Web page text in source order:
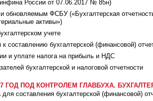
России от 07.06.2017 № 85н)
обновляемым ФСБУ («Бухгалтерская
активы»)
учете
составлению бухгалтерской (финансовой)
и уплате налога на прибыль и НДС
бухгалтерской и налоговой отчетности
ГОД ПОД КОНТРОЛЕМ ГЛАВБУХА.
для составления бухгалтерской (финансовой)